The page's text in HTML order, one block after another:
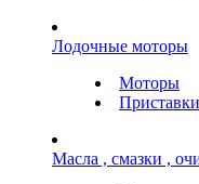
Лодочные моторы
Моторы
Масла , смазки ,